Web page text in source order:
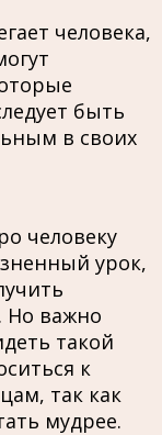
человека,
быть
в своих
человеку
урок,
Но важно
такой
к
так как
мудрее.